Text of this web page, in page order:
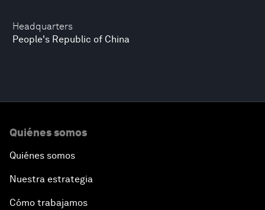
Headquarters
People's Republic of China
Quiénes somos
Quiénes somos
Nuestra estrategia
Cómo trabajamos